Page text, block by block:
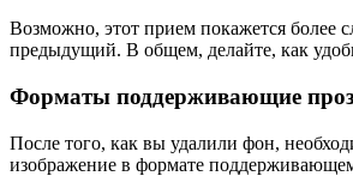
Возможно, этот прием покажется более
предыдущий. В общем, делайте, как
Форматы поддерживающие
После того, как вы удалили фон,
изображение в формате